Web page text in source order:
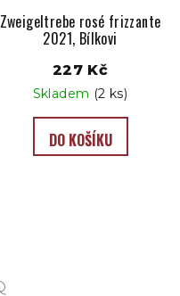
Zweigeltrebe rosé frizzante
2021, Bílkovi
227 Kč
Skladem (2 ks)
DO KOŠÍKU